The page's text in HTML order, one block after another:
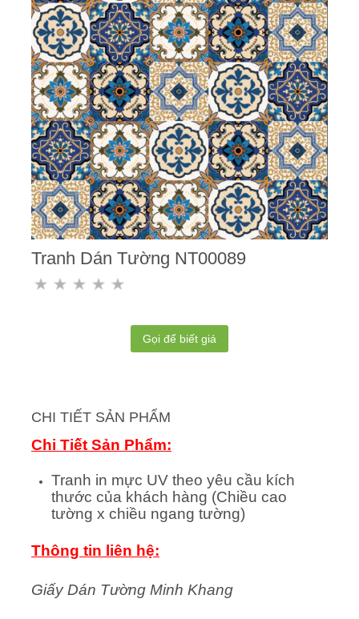
Tranh Dán Tường NT00089
Gọi để biết giá
CHI TIẾT SẢN PHẨM
Chi Tiết Sản Phẩm:
Tranh in mực UV theo yêu cầu kích
thước của khách hàng (Chiều cao
tường x chiều ngang tường)
Thông tin liên hệ:
Giấy Dán Tường Minh Khang